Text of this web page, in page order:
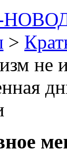
>
не